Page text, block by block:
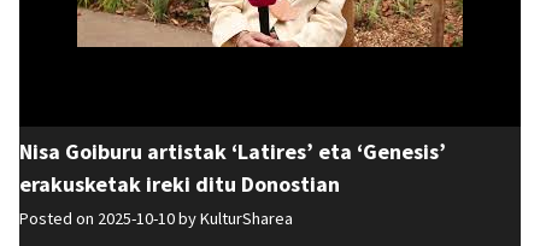
Nisa Goiburu artistak ‘Latires’ eta ‘Genesis’
erakusketak ireki ditu Donostian
Posted on 2025-10-10 byKulturSharea